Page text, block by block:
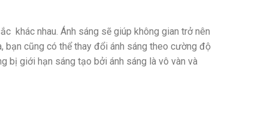
khác nhau. Ánh sáng sẽ giúp không gian trở nên
bạn cũng có thể thay đổi ánh sáng theo cường độ
bị giới hạn sáng tạo bởi ánh sáng là vô vàn và